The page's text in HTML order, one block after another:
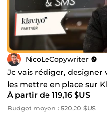
NicoLeCopywriter
Je vais rédiger, designer
les mettre en place sur
À partir de 119,16 $US
Budget moyen : 520,20 $US